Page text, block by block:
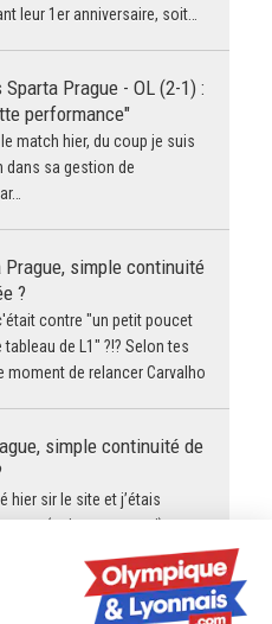
leur 1er anniversaire, soit…
Prague - OL (2-1) :
performance"
match hier, du coup je suis
dans sa gestion de
Prague, simple continuité
?
contre "un petit poucet
de L1" ?!? Selon tes
de relancer Carvalho
simple continuité de
hier sir le site et j’étais
(oui: vous et moi) avant
prévu,…